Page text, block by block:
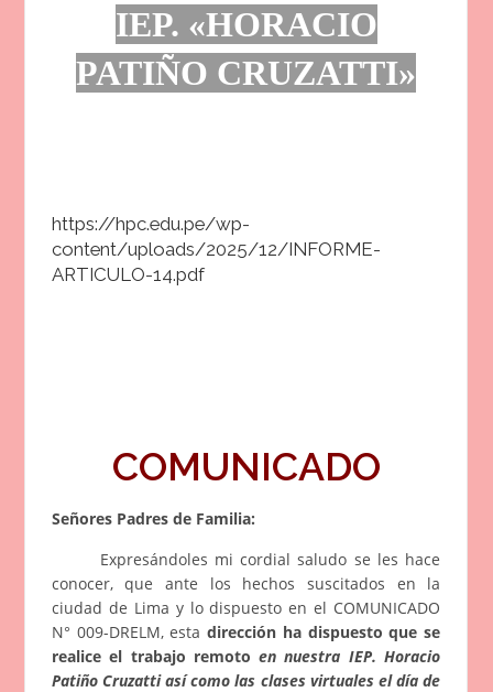
IEP. «HORACIO
PATIÑO CRUZATTI»
https://hpc.edu.pe/wp-
content/uploads/2025/12/INFORME-
ARTICULO-14.pdf
COMUNICADO
Señores Padres de Familia:
Expresándoles mi cordial saludo se les hace
conocer, que ante los hechos suscitados en la
ciudad de Lima y lo dispuesto en el COMUNICADO
N° 009-DRELM, estadirección ha dispuesto que se
realice el trabajo remoto en nuestra IEP. Horacio
Patiño Cruzatti así como las clases virtuales el día de